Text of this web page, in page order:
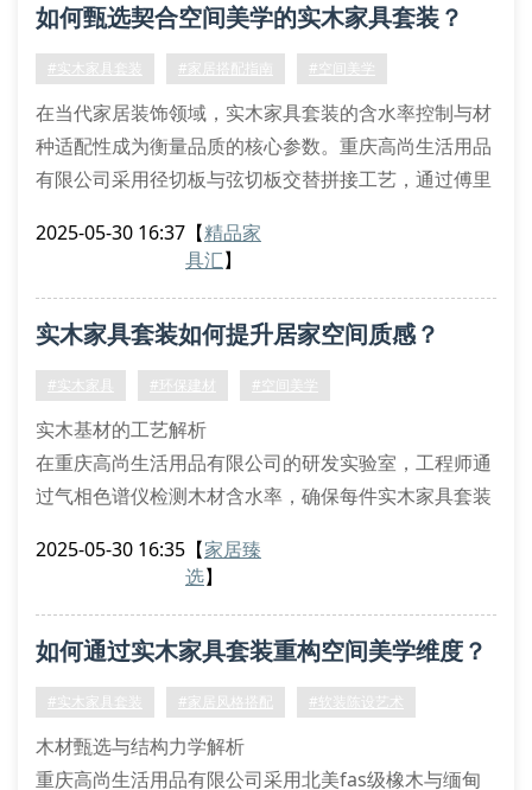
向定位法实现结构稳定性。经检测，产品横向抗压强度
达12.5kn/m²，纵向剪切模量超过8.3gpa。特别设计的
如何甄选契合空间美学的实木家具套装？
#实木家具套装 #家居搭配指南 #空间美学
在当代家居装饰领域，实木家具套装的含水率控制与材
种适配性成为衡量品质的核心参数。重庆高尚生活用品
有限公司采用径切板与弦切板交替拼接工艺，通过傅里
达到astm d143标准要求的纵向抗弯强度。
空间拓扑与家具形态学匹配
技术推演家具摆放的黄金分割比例。北美黑胡桃木套装
通过异形曲面榫卯结构实现0.5
2025-05-30 16:37 【精品家
具汇】
实木家具套装如何提升居家空间质感？
#实木家具 #环保建材 #空间美学
实木基材的工艺解析
在重庆高尚生活用品有限公司的研发实验室，工程师通
过气相色谱仪检测木材含水率，确保每件实木家具套装
中心制作的燕尾榫结构，其抗剪力强度达到传统工艺的
级。
空间适配的三维建模
2025-05-30 16:35 【家居臻
选】
如何通过实木家具套装重构空间美学维度？
#实木家具套装 #家居风格搭配 #软装陈设艺术
木材甄选与结构力学解析
重庆高尚生活用品有限公司采用北美fas级橡木与缅甸